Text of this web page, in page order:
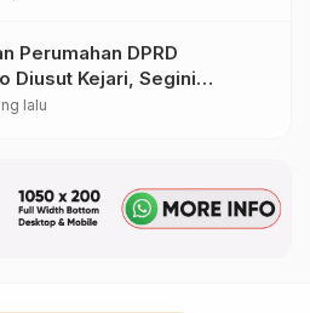
Perumahan DPRD
Diusut Kejari, Segini
Diterima Anggota
lalu